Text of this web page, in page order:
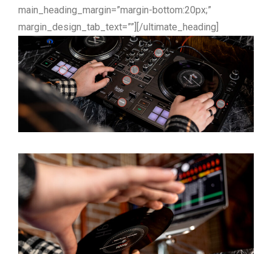
main_heading_margin=”margin-bottom:20px;”
margin_design_tab_text=””][/ultimate_heading]